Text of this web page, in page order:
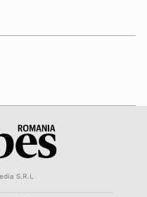
S.R.L